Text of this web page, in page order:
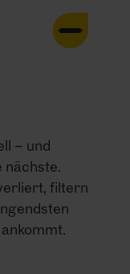
– und
nächste.
filtern